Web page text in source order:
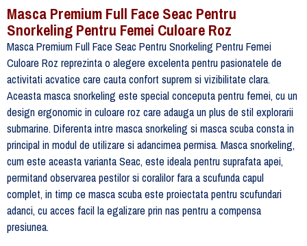
Masca Premium Full Face Seac Pentru
Snorkeling Pentru Femei Culoare Roz
Masca Premium Full Face Seac Pentru Snorkeling Pentru Femei
Culoare Roz reprezinta o alegere excelenta pentru pasionatele de
activitati acvatice care cauta confort suprem si vizibilitate clara.
Aceasta masca snorkeling este special conceputa pentru femei, cu un
design ergonomic in culoare roz care adauga un plus de stil explorarii
submarine. Diferenta intre masca snorkeling si masca scuba consta in
principal in modul de utilizare si adancimea permisa. Masca snorkeling,
cum este aceasta varianta Seac, este ideala pentru suprafata apei,
permitand observarea pestilor si coralilor fara a scufunda capul
complet, in timp ce masca scuba este proiectata pentru scufundari
adanci, cu acces facil la egalizare prin nas pentru a compensa
presiunea.